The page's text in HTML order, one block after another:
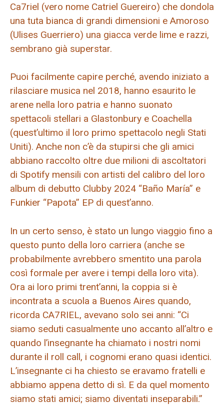
Ca7riel (vero nome Catriel Guereiro) che dondola
una tuta bianca di grandi dimensioni e Amoroso
(Ulises Guerriero) una giacca verde lime e razzi,
sembrano già superstar.
Puoi facilmente capire perché, avendo iniziato a
rilasciare musica nel 2018, hanno esaurito le
arene nella loro patria e hanno suonato
spettacoli stellari a Glastonbury e Coachella
(quest’ultimo il loro primo spettacolo negli Stati
Uniti). Anche non c’è da stupirsi che gli amici
abbiano raccolto oltre due milioni di ascoltatori
di Spotify mensili con artisti del calibro del loro
album di debutto Clubby 2024 “Baño María” e
Funkier “Papota” EP di quest’anno.
In un certo senso, è stato un lungo viaggio fino a
questo punto della loro carriera (anche se
probabilmente avrebbero smentito una parola
così formale per avere i tempi della loro vita).
Ora ai loro primi trent’anni, la coppia si è
incontrata a scuola a Buenos Aires quando,
ricorda CA7RIEL, avevano solo sei anni: “Ci
siamo seduti casualmente uno accanto all’altro e
quando l’insegnante ha chiamato i nostri nomi
durante il roll call, i cognomi erano quasi identici.
L’insegnante ci ha chiesto se eravamo fratelli e
abbiamo appena detto di sì. E da quel momento
siamo stati amici; siamo diventati inseparabili.”